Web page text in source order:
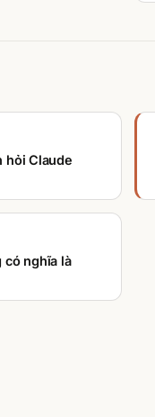
hỏi Claude
có nghĩa là